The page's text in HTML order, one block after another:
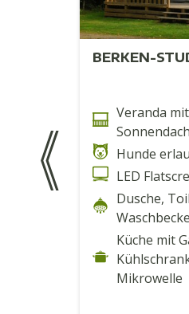
BERKEN-
Veranda
Sonnendach
Hunde
LED
Dusche,
Küche mit
Mikrowelle